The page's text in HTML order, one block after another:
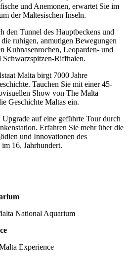
und Anemonen, erwartet Sie im
der Maltesischen Inseln.
den Tunnel des Hauptbeckens und
die ruhigen, anmutigen Bewegungen
Kuhnasenrochen, Leoparden- und
Schwarzspitzen-Riffhaien.
Malta birgt 7000 Jahre
Tauchen Sie mit einer 45-
Show von The Malta
Geschichte Maltas ein.
Upgrade auf eine geführte Tour durch
Erfahren Sie mehr über die
und Innovationen des
16. Jahrhundert.
National Aquarium
Experience